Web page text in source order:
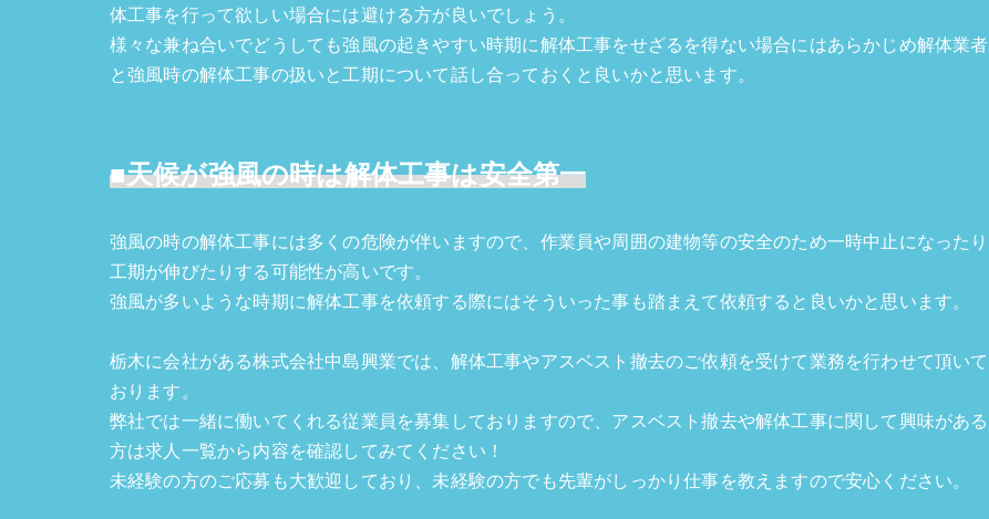
体工事を行って欲しい場合には避ける方が良いでしょう。
様々な兼ね合いでどうしても強風の起きやすい時期に解体工事をせざるを得ない場合にはあらかじめ解体業者
と強風時の解体工事の扱いと工期について話し合っておくと良いかと思います。
■天候が強風の時は解体工事は安全第一
強風の時の解体工事には多くの危険が伴いますので、作業員や周囲の建物等の安全のため一時中止になったり
工期が伸びたりする可能性が高いです。
強風が多いような時期に解体工事を依頼する際にはそういった事も踏まえて依頼すると良いかと思います。
栃木に会社がある株式会社中島興業では、解体工事やアスベスト撤去のご依頼を受けて業務を行わせて頂いて
おります。
弊社では一緒に働いてくれる従業員を募集しておりますので、アスベスト撤去や解体工事に関して興味がある
方は求人一覧から内容を確認してみてください！
未経験の方のご応募も大歓迎しており、未経験の方でも先輩がしっかり仕事を教えますので安心ください。